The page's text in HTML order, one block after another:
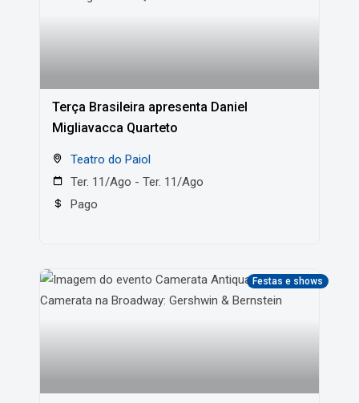
Terça Brasileira apresenta Daniel
Migliavacca Quarteto
Teatro do Paiol
Ter. 11/Ago - Ter. 11/Ago
Pago
Festas e shows